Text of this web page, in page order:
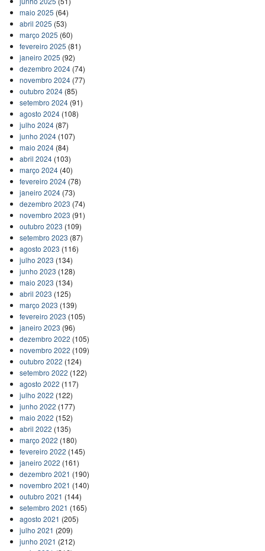
maio 2025 (64)
abril 2025 (53)
março 2025 (60)
fevereiro 2025 (81)
janeiro 2025 (92)
dezembro 2024(74)
novembro 2024(77)
outubro 2024(85)
setembro 2024(91)
agosto 2024(108)
julho 2024(87)
junho 2024(107)
maio 2024(84)
abril 2024(103)
março 2024(40)
fevereiro 2024(78)
janeiro 2024(73)
dezembro 2023 (74)
novembro 2023 (91)
outubro 2023 (109)
setembro 2023 (87)
agosto 2023 (116)
julho 2023 (134)
junho 2023 (128)
maio 2023 (134)
abril 2023 (125)
março 2023 (139)
fevereiro 2023 (105)
janeiro 2023 (96)
dezembro 2022 (105)
novembro 2022 (109)
outubro 2022 (124)
setembro 2022 (122)
agosto 2022 (117)
julho 2022 (122)
junho 2022 (177)
maio 2022 (152)
abril 2022 (135)
março 2022 (180)
fevereiro 2022 (145)
janeiro 2022 (161)
dezembro 2021 (190)
novembro 2021 (140)
outubro 2021 (144)
setembro 2021 (165)
agosto 2021 (205)
julho 2021 (209)
junho 2021 (212)